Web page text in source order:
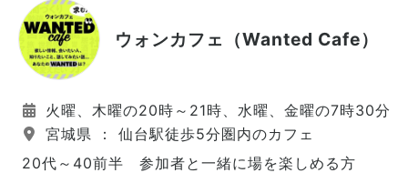
ウォンカフェ（Wanted Cafe）
火曜、木曜の20時～21時、水曜、金曜の7時30分
宮城県 ： 仙台駅徒歩5分圏内のカフェ
20代～40前半 参加者と一緒に場を楽しめる方